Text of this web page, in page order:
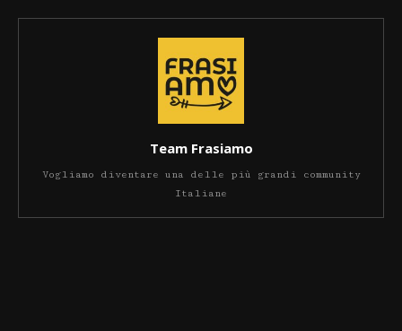
Team Frasiamo
Vogliamo diventare una delle più grandi community
Italiane